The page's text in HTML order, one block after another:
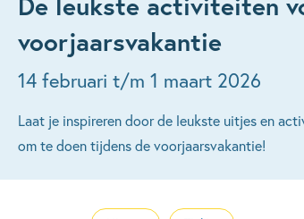
voorjaarsvakantie
14 februari t/m 1 maart 2026
Laat je inspireren door de leukste uitjes en
om te doen tijdens de voorjaarsvakantie!